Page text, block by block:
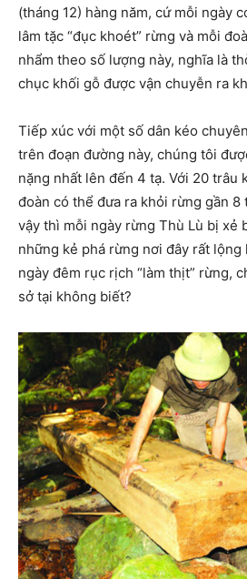
(tháng 12) hàng năm, cứ mỗi ngày
lâm tặc “đục khoét” rừng và mỗi
nhẩm theo số lượng này, nghĩa là
chục khối gỗ được vận chuyễn ra
Tiếp xúc với một số dân kéo
trên đoạn đường này, chúng tôi
nặng nhất lên đến 4 tạ. Với 20 trâu
đoàn có thể đưa ra khỏi rừng gần 8
vậy thì mỗi ngày rừng Thù Lù bị xẻ
những kẻ phá rừng nơi đây rất lộng
ngày đêm rục rịch “làm thịt” rừng,
sở tại không biết?